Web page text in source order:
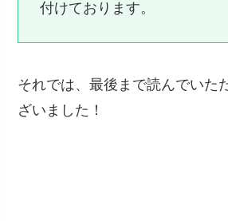
付けております。
それでは、最後まで読んでいた
ざいました！